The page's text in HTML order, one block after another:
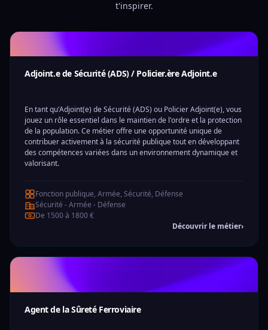
t'inspirer.
Adjoint.e de Sécurité (ADS) / Policier.ère Adjoint.e
En tant qu'Adjoint(e) de Sécurité (ADS) ou Policier Adjoint(e), vous
jouez un rôle essentiel dans le maintien de l'ordre et la protection
de la population. Ce métier offre une opportunité unique de
contribuer activement à la sécurité publique tout en développant
des compétences variées dans un environnement dynamique et
valorisant.
Fonction publique, Armée, Sécurité, Défense
Sécurité - Armée - Défense
De 1500 à 1800 €
Découvrir le métier›
Agent de la Sûreté Ferroviaire